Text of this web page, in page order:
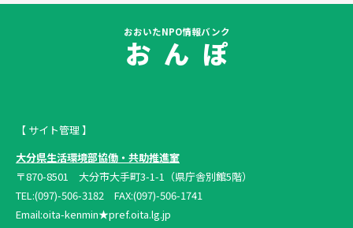
おおいたNPO情報バンク
お ん ぽ
【 サイト管理 】
大分県生活環境部協働・共助推進室
〒870-8501 大分市大手町3-1-1（県庁舎別館5階）
TEL:(097)-506-3182 FAX:(097)-506-1741
Email:oita-kenmin★pref.oita.lg.jp